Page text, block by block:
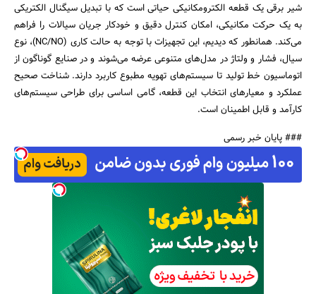
شیر برقی یک قطعه الکترومکانیکی حیاتی است که با تبدیل سیگنال الکتریکی
به یک حرکت مکانیکی، امکان کنترل دقیق و خودکار جریان سیالات را فراهم
می‌کند. همانطور که دیدیم، این تجهیزات با توجه به حالت کاری (NC/NO)، نوع
سیال، فشار و ولتاژ در مدل‌های متنوعی عرضه می‌شوند و در صنایع گوناگون از
اتوماسیون خط تولید تا سیستم‌های تهویه مطبوع کاربرد دارند. شناخت صحیح
عملکرد و معیارهای انتخاب این قطعه، گامی اساسی برای طراحی سیستم‌های
کارآمد و قابل اطمینان است.
### پایان خبر رسمی